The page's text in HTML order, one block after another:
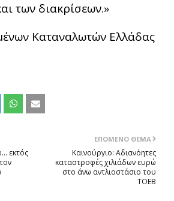
των διακρίσεων.»
Καταναλωτών Ελλάδας
ΕΠΌΜΕΝΟ ΘΈΜΑ
Καινούργιο: Αδιανόητες
καταστροφές χιλιάδων ευρώ
στο άνω αντλιοστάσιο του
ΤΟΕΒ
εκτός